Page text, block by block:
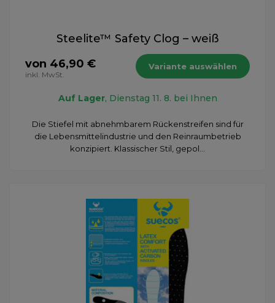
Steelite™ Safety Clog – weiß
von 46,90 €
inkl. MwSt.
Variante auswählen
Auf Lager, Dienstag 11. 8. bei Ihnen
Die Stiefel mit abnehmbarem Rückenstreifen sind für
die Lebensmittelindustrie und den Reinraumbetrieb
konzipiert. Klassischer Stil, gepol...